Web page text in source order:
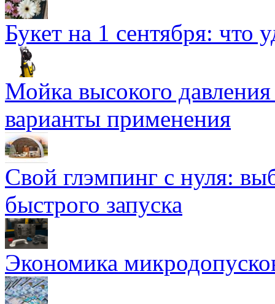
Букет на 1 сентября: что
Мойка высокого
варианты применения
Свой глэмпинг с нуля:
быстрого запуска
Экономика